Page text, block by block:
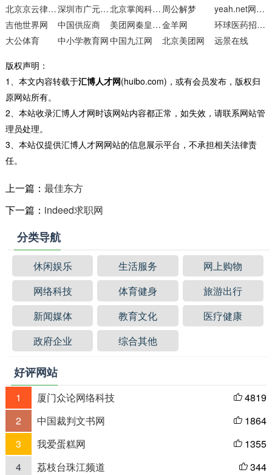
北京京云律师事务所
深圳市广元创优网络 北京掌阅科技有限公司 周公解梦
yeah.net网易免费邮
吉他世界网
中国供应商 美团网秦皇岛站金羊网
环球医药招商网
大公体育
中小学教育网中国九江网 北京美团网 远景在线
版权声明：
1、本文内容转载于汇博人才网(huibo.com)，或有会员发布，版权归
原网站所有。
2、本站收录汇博人才网时该网站内容都正常，如失效，请联系网站管
理员处理。
3、本站仅提供汇博人才网网站的信息展示平台，不承担相关法律责
任。
上一篇： 最佳东方
下一篇： indeed求职网
分类导航
休闲娱乐 生活服务
网上购物
网络科技
体育健身
旅游出行
新闻媒体
教育文化
医疗健康
政府企业
综合其他
好评网站
1 厦门众论网络科技  4819
2
中国裁判文书网  1864
3
我爱蛋糕网  1355
4
荔枝台珠江频道  344